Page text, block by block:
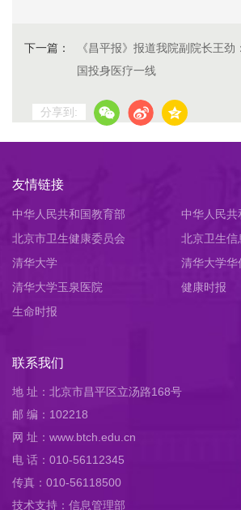
下一篇：
《昌平报》报道我院副院长王
国投身医疗一线
分享到:
友情链接
中华人民共和国教育部
中华人民共
员会
北京市卫生健康委员会
北京卫生信
清华大学
清华大学华
清华大学玉泉医院
健康时报
生命时报
联系我们
地 址：北京市昌平区立汤路168号
邮 编：102218
网 址：www.btch.edu.cn
电 话：010-56112345
传真：010-56118500
技术支持：信息管理部